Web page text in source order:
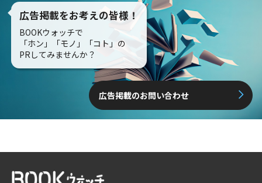
広告掲載をお考えの皆様！
BOOKウォッチで
「ホン」「モノ」「コト」の
PRしてみませんか？
広告掲載のお問い合わせ